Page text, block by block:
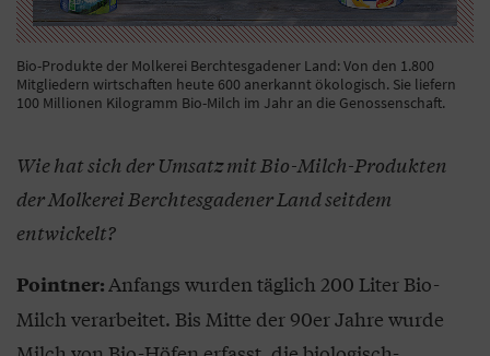
Bio-Produkte der Molkerei Berchtesgadener Land: Von den 1.800
Mitgliedern wirtschaften heute 600 anerkannt ökologisch. Sie liefern
100 Millionen Kilogramm Bio-Milch im Jahr an die Genossenschaft.
Wie hat sich der Umsatz mit Bio-Milch-Produkten
der Molkerei Berchtesgadener Land seitdem
entwickelt?
Pointner: Anfangs wurden täglich 200 Liter Bio-
Milch verarbeitet. Bis Mitte der 90er Jahre wurde